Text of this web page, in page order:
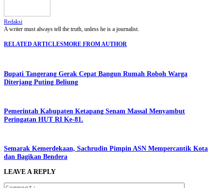
Redaksi
A writer must always tell the truth, unless he is a journalist.
RELATED ARTICLESMORE FROM AUTHOR
Bupati Tangerang Gerak Cepat Bangun Rumah Roboh Warga
Diterjang Puting Beliung
Pemerintah Kabupaten Ketapang Senam Massal Menyambut
Peringatan HUT RI Ke-81.
Semarak Kemerdekaan, Sachrudin Pimpin ASN Mempercantik Kota
dan Bagikan Bendera
LEAVE A REPLY